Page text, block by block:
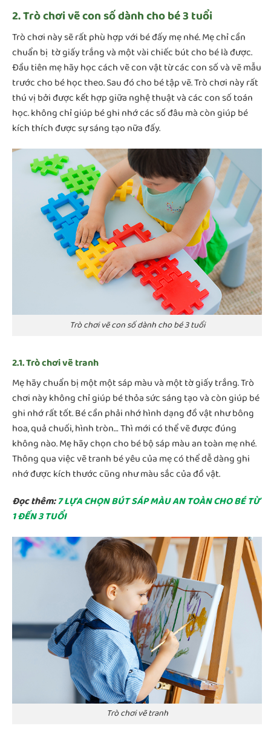
2. Trò chơi vẽ con số dành cho bé 3 tuổi
Trò chơi này sẽ rất phù hợp với bé đấy mẹ nhé. Mẹ chỉ cần
chuẩn bị tờ giấy trắng và một vài chiếc bút cho bé là được.
Đầu tiên mẹ hãy học cách vẽ con vật từ các con số và vẽ mẫu
trước cho bé học theo. Sau đó cho bé tập vẽ. Trò chơi này rất
thú vị bởi được kết hợp giữa nghệ thuật và các con số toán
học. không chỉ giúp bé ghi nhớ các số đâu mà còn giúp bé
kích thích được sự sáng tạo nữa đấy.
Trò chơi vẽ con số dành cho bé 3 tuổi
2.1. Trò chơi vẽ tranh
Mẹ hãy chuẩn bị một một sáp màu và một tờ giấy trắng. Trò
chơi này không chỉ giúp bé thỏa sức sáng tạo và còn giúp bé
ghi nhớ rất tốt. Bé cần phải nhớ hình dạng đồ vật như bông
hoa, quả chuối, hình tròn… Thì mới có thể vẽ được đúng
không nào. Mẹ hãy chọn cho bé bộ sáp màu an toàn mẹ nhé.
Thông qua việc vẽ tranh bé yêu của mẹ có thể dễ dàng ghi
nhớ được kích thước cũng như màu sắc của đồ vật.
Đọc thêm:7 LỰA CHỌN BÚT SÁP MÀU AN TOÀN CHO BÉ TỪ
1 ĐẾN 3 TUỔI
Trò chơi vẽ tranh